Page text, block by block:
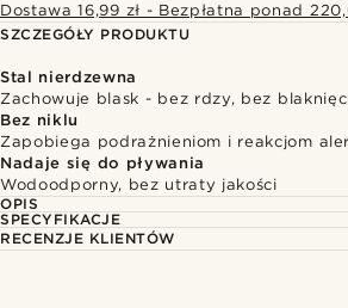
Dostawa 16,99 zł - Bezpłatna ponad
SZCZEGÓŁY PRODUKTU
Stal nierdzewna
Zachowuje blask - bez rdzy, bez
Bez niklu
Zapobiega podrażnieniom i reakcjom
Nadaje się do pływania
Wodoodporny, bez utraty jakości
OPIS
SPECYFIKACJE
RECENZJE KLIENTÓW